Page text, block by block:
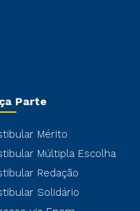
Parte
Mérito
Múltipla Escolha
Redação
Solidário